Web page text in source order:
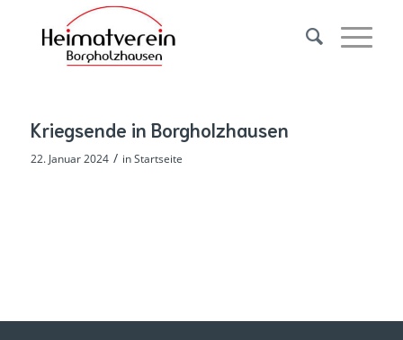
Kriegsende in Borgholzhausen
22. Januar 2024 / inStartseite